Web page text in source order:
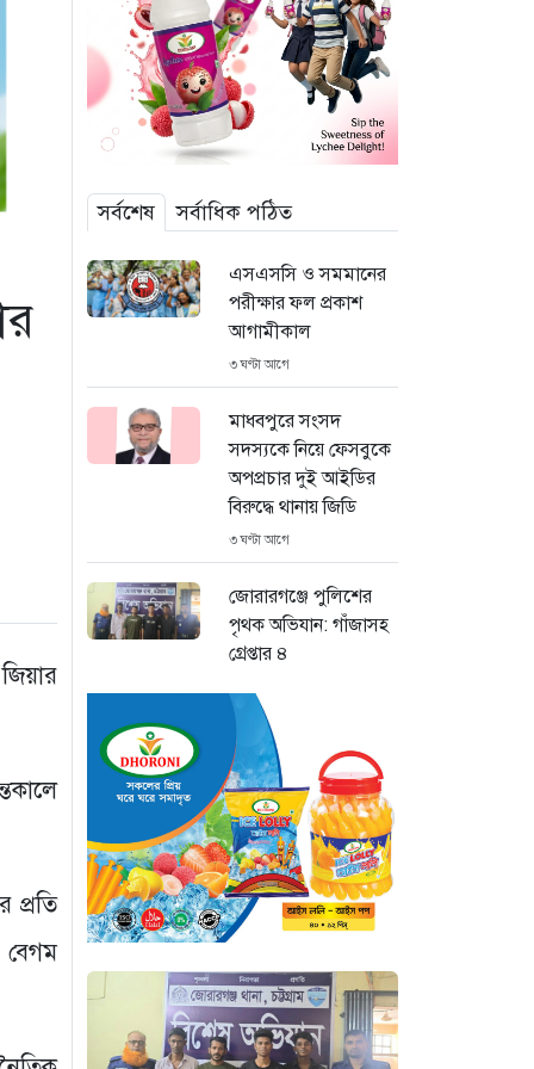
প্রতি
বেগম
সর্বশেষ সর্বাধিক পঠিত
এসএসসি ও সমমানের
পরীক্ষার ফল প্রকাশ
আগামীকাল
৩ ঘণ্টা আগে
মাধবপুরে সংসদ
সদস্যকে নিয়ে ফেসবুকে
অপপ্রচার দুই আইডির
বিরুদ্ধে থানায় জিডি
৩ ঘণ্টা আগে
জোরারগঞ্জে পুলিশের
পৃথক অভিযান: গাঁজাসহ
গ্রেপ্তার ৪
চট্টগ্রাম চন্দনাইশে
মহাসড়ক সংলগ্ন বাজারে
ভয়াবহ আগুন
৫ ঘণ্টা আগে
“হাসিনার অনুমতিতেই
ইন্টারনেট বন্ধের
পরিকল্পনা বাস্তবায়ন
করেন কাদের”
৬ ঘণ্টা আগে